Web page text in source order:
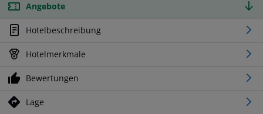
Angebote
Hotelbeschreibung
Hotelmerkmale
Bewertungen
Lage